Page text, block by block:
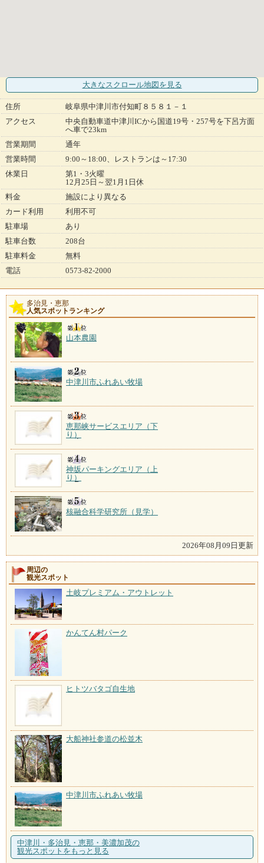
大きなスクロール地図 を見る
住所
岐阜県中津川市付知町８５８１－１
アクセス
中央自動車道中津川ICから国道19号・257号を下呂方面
へ車で23km
営業期間
通年
営業時間
9:00～18:00、レストランは～17:30
休業日
第1・3火曜
12月25日～翌1月1日休
料金
施設により異なる
カード利用
利用不可
駐車場
あり
駐車台数
208台
駐車料金
無料
電話
0573-82-2000
多治見・恵那
人気スポットランキング
山本農園
中津川市ふれあい牧場
恵那峡サービスエリア（下
り）
神坂パーキングエリア（上
り）
核融合科学研究所（見学）
2026年08月09日更新
周辺の
観光スポット
土岐プレミアム・アウトレット
かんてん村パーク
ヒトツバタゴ自生地
大船神社参道の松並木
中津川市ふれあい牧場
中津川・多治見・恵那・美濃加茂の
観光スポットをもっと見る